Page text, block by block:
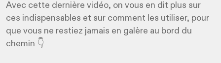
Avec cette dernière vidéo, on vous en dit plus sur
ces indispensables et sur comment les utiliser, pour
que vous ne restiez jamais en galère au bord du
chemin 👇